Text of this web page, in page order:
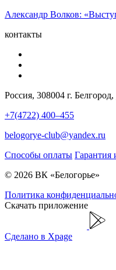
Александр Волков:
контакты
Россия, 308004 г.
+7(4722) 400–455
belogorye-club@yandex.ru
Способы оплаты Гарантия
© 2026 ВК «Белогорье»
Политика
Скачать приложение
Сделано в Xpage